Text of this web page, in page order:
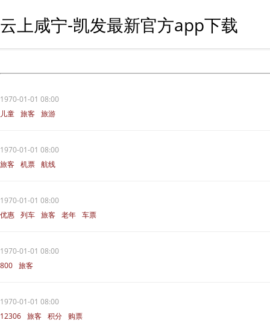
云上咸宁-凯发最新官方app下载
1970-01-01 08:00
儿童 旅客 旅游
1970-01-01 08:00
旅客 机票 航线
1970-01-01 08:00
优惠 列车 旅客 老年 车票
1970-01-01 08:00
800 旅客
1970-01-01 08:00
12306 旅客 积分 购票